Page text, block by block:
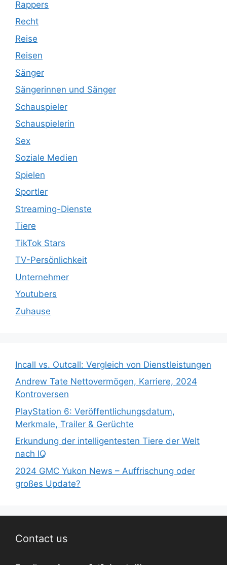
Rappers
Recht
Reise
Reisen
Sänger
Sängerinnen und Sänger
Schauspieler
Schauspielerin
Sex
Soziale Medien
Spielen
Sportler
Streaming-Dienste
Tiere
TikTok Stars
TV-Persönlichkeit
Unternehmer
Youtubers
Zuhause
Incall vs. Outcall: Vergleich von Dienstleistungen
Andrew Tate Nettovermögen, Karriere, 2024
Kontroversen
PlayStation 6: Veröffentlichungsdatum,
Merkmale, Trailer & Gerüchte
Erkundung der intelligentesten Tiere der Welt
nach IQ
2024 GMC Yukon News – Auffrischung oder
großes Update?
Contact us